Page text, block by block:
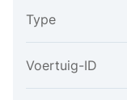
Type
Voertuig-ID